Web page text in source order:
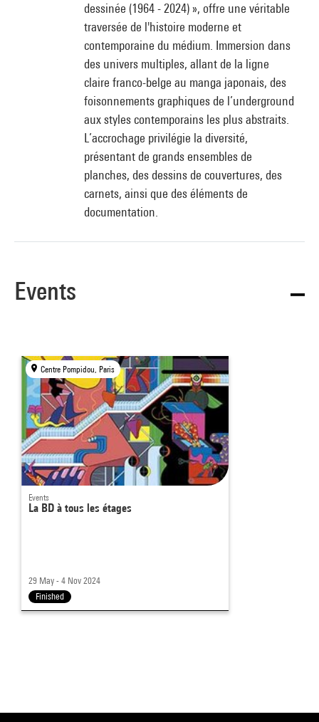
dessinée (1964 - 2024) », offre une véritable
traversée de l'histoire moderne et
contemporaine du médium. Immersion dans
des univers multiples, allant de la ligne
claire franco-belge au manga japonais, des
foisonnements graphiques de l’underground
aux styles contemporains les plus abstraits.
L’accrochage privilégie la diversité,
présentant de grands ensembles de
planches, des dessins de couvertures, des
carnets, ainsi que des éléments de
documentation.
Events
Centre Pompidou, Paris
Events
La BD à tous les étages
29 May - 4 Nov 2024
Finished